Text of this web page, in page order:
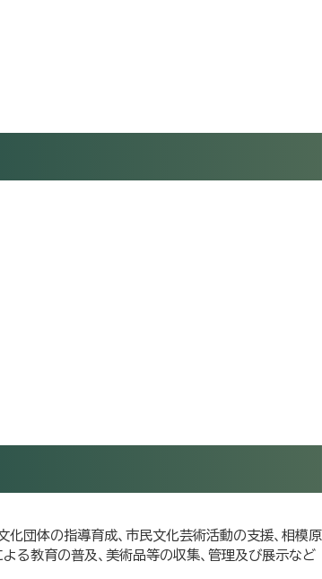
団体の指導育成、市民文化芸術活動の支援、相模原
る教育の普及、美術品等の収集、管理及び展示など